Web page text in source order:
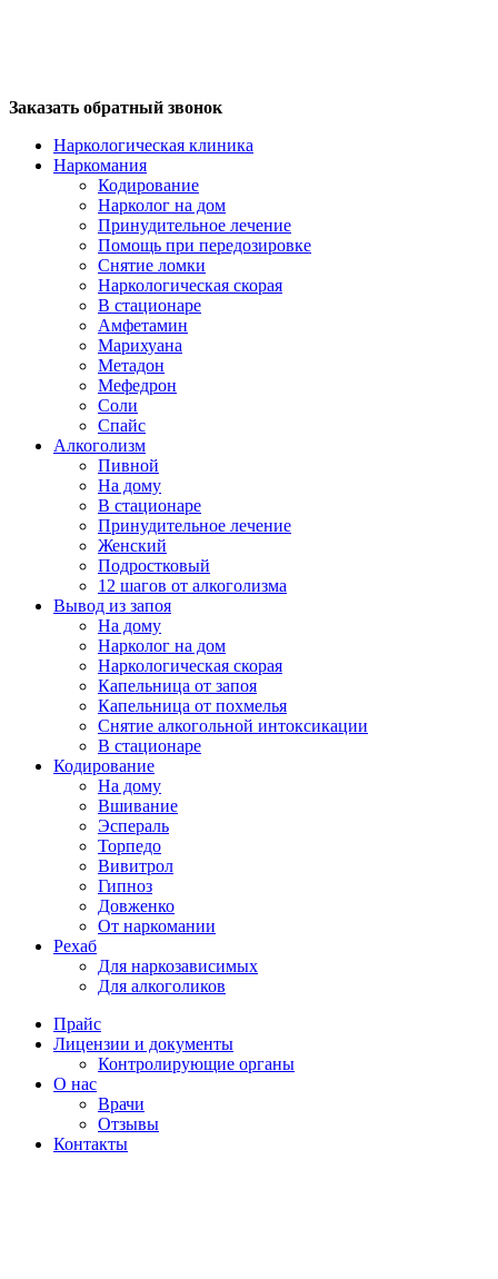
Заказать обратный звонок
Наркологическая клиника
Наркомания
Кодирование
Нарколог на дом
Принудительное лечение
Помощь при передозировке
Снятие ломки
Наркологическая скорая
В стационаре
Амфетамин
Марихуана
Метадон
Мефедрон
Соли
Спайс
Алкоголизм
Пивной
На дому
В стационаре
Принудительное лечение
Женский
Подростковый
12 шагов от алкоголизма
Вывод из запоя
На дому
Нарколог на дом
Наркологическая скорая
Капельница от запоя
Капельница от похмелья
Снятие алкогольной интоксикации
В стационаре
Кодирование
На дому
Вшивание
Эспераль
Торпедо
Вивитрол
Гипноз
Довженко
От наркомании
Рехаб
Для наркозависимых
Для алкоголиков
Прайс
Лицензии и документы
Контролирующие органы
О нас
Врачи
Отзывы
Контакты